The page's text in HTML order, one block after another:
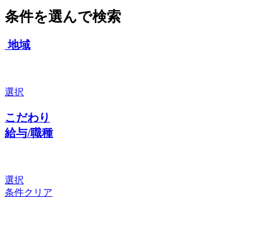
条件を選んで検索
地域
選択
こだわり
給与/職種
選択
条件クリア